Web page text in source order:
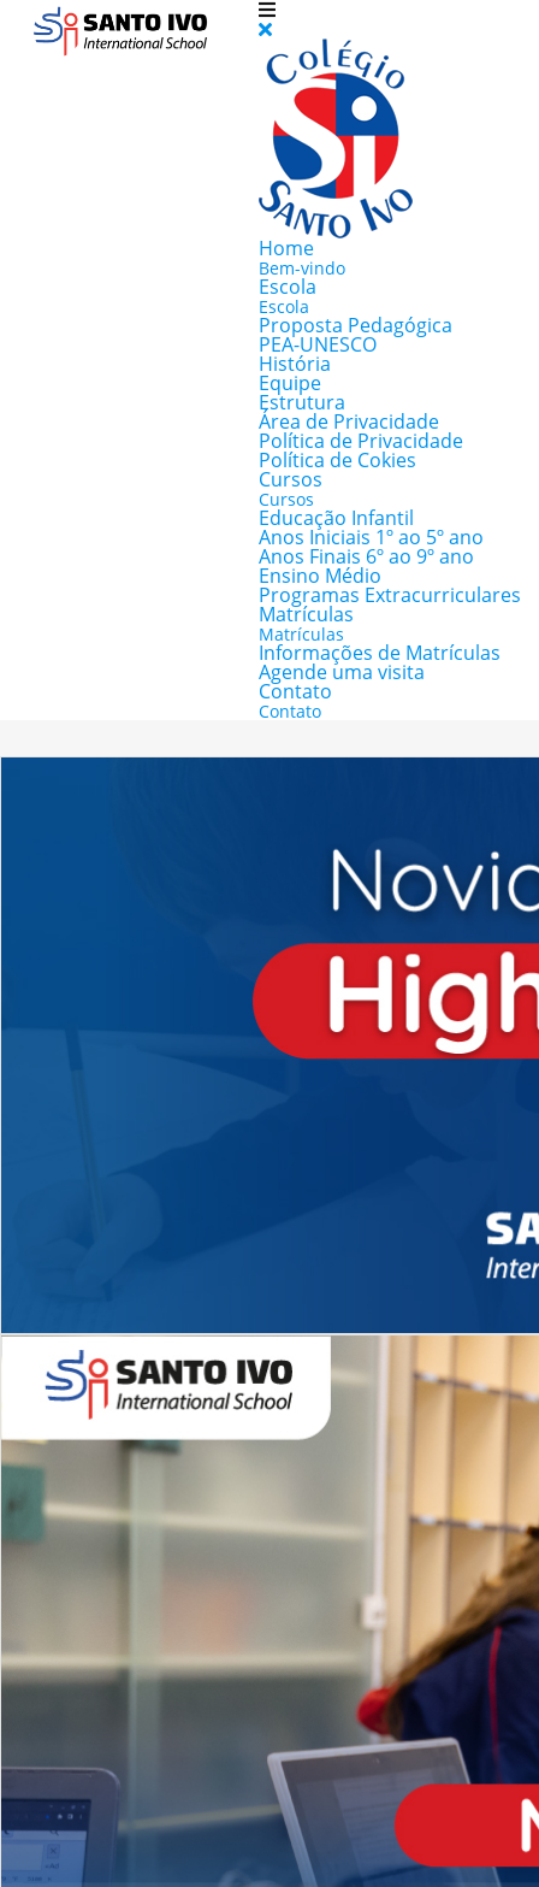
Home
Bem-vindo
Escola
Escola
Proposta Pedagógica
PEA-UNESCO
História
Equipe
Estrutura
Área de Privacidade
Política de Privacidade
Política de Cokies
Cursos
Cursos
Educação Infantil
Anos Iniciais 1º ao 5º ano
Anos Finais 6º ao 9º ano
Ensino Médio
Programas Extracurriculares
Matrículas
Matrículas
Informações de Matrículas
Agende uma visita
Contato
Contato
Novidades 2026 High School
EDUCAÇÃO INFANTIL
Inglês todos os dias
MÉDIO
igh School
Dupla Diplomação